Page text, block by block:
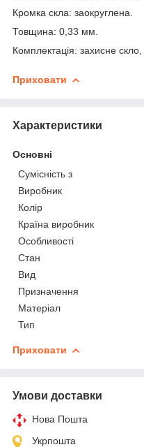
Кромка скла: заокруглена.
Товщина: 0,33 мм.
Комплектація: захисне
Приховати
Характеристики
Основні
Сумісність з
Виробник
Колір
Країна виробник
Особливості
Стан
Вид
Призначення
Матеріал
Тип
Приховати
Умови доставки
Нова Пошта
Укрпошта